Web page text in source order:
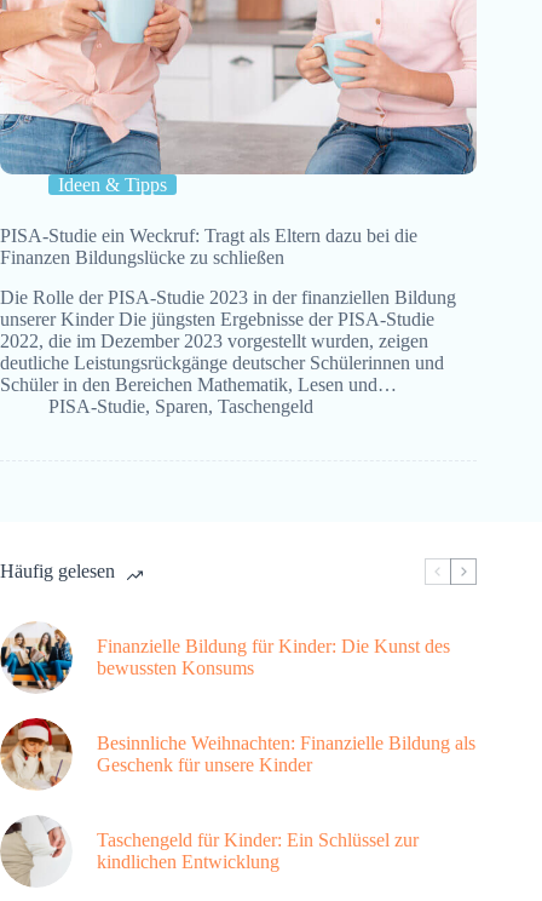
Ideen & Tipps
PISA-Studie ein Weckruf: Tragt als Eltern dazu bei die
Finanzen Bildungslücke zu schließen
Die Rolle der PISA-Studie 2023 in der finanziellen Bildung
unserer Kinder Die jüngsten Ergebnisse der PISA-Studie
2022, die im Dezember 2023 vorgestellt wurden, zeigen
deutliche Leistungsrückgänge deutscher Schülerinnen und
Schüler in den Bereichen Mathematik, Lesen und…
PISA-Studie, Sparen, Taschengeld
Häufig gelesen
Finanzielle Bildung für Kinder: Die Kunst des
bewussten Konsums
Besinnliche Weihnachten: Finanzielle Bildung als
Geschenk für unsere Kinder
Taschengeld für Kinder: Ein Schlüssel zur
kindlichen Entwicklung